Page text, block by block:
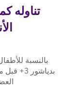
تناوله
بالنسبة